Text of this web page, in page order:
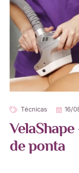
Тécnicas 16/
de ponta